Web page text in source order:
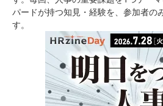
パードが持つ知見・経験を、参加者の
す。